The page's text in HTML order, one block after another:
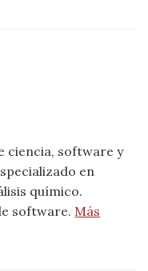
ciencia, software y
en
químico.
software. Más